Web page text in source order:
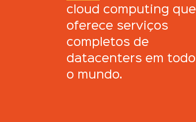
cloud computing que
oferece serviços
completos de
datacenters em todo
o mundo.